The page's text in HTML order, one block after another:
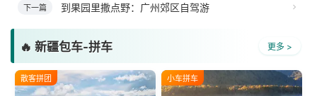
下一篇 到果园里撒点野：广州郊区自驾游
🔥 新疆包车-拼车 更多 >
散客拼团 小车拼车